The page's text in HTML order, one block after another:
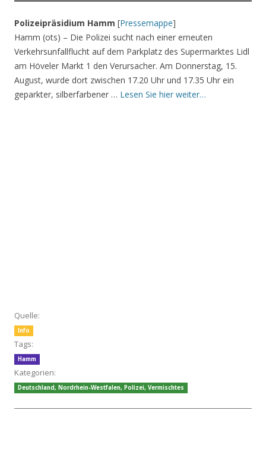
Polizeipräsidium Hamm [Pressemappe]
Hamm (ots) – Die Polizei sucht nach einer erneuten
Verkehrsunfallflucht auf dem Parkplatz des Supermarktes Lidl
am Höveler Markt 1 den Verursacher. Am Donnerstag, 15.
August, wurde dort zwischen 17.20 Uhr und 17.35 Uhr ein
geparkter, silberfarbener … Lesen Sie hier weiter…
Quelle:
Info
Tags:
Hamm
Kategorien:
Deutschland, Nordrhein-Westfalen, Polizei, Vermischtes